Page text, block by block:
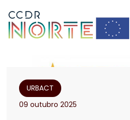
Comissão
URBACT
09 outubro 2025